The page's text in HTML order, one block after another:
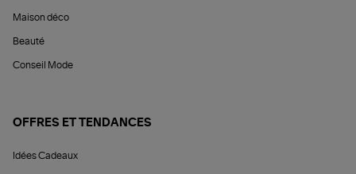
Maison déco
Beauté
Conseil Mode
OFFRES ET TENDANCES
Idées Cadeaux